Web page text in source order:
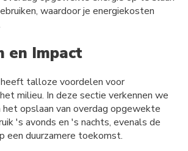
waardoor je energiekosten
en Impact
talloze voordelen voor
milieu. In deze sectie verkennen we
opslaan van overdag opgewekte
's avonds en 's nachts, evenals de
een duurzamere toekomst.